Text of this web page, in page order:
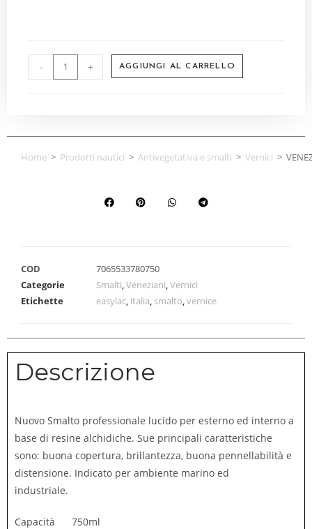
- + AGGIUNGI AL CARRELLO
Home > Prodotti nautici > Antivegetativa e smalti > Vernici >
COD
7065533780750
Categorie
Smalti,Veneziani,Vernici
Etichette
easylac, italia, smalto,vernice
Descrizione
Nuovo Smalto professionale lucido per esterno ed interno a
base di resine alchidiche. Sue principali caratteristiche
sono: buona copertura, brillantezza, buona pennellabilità e
distensione. Indicato per ambiente marino ed
industriale.
Capacità 750ml